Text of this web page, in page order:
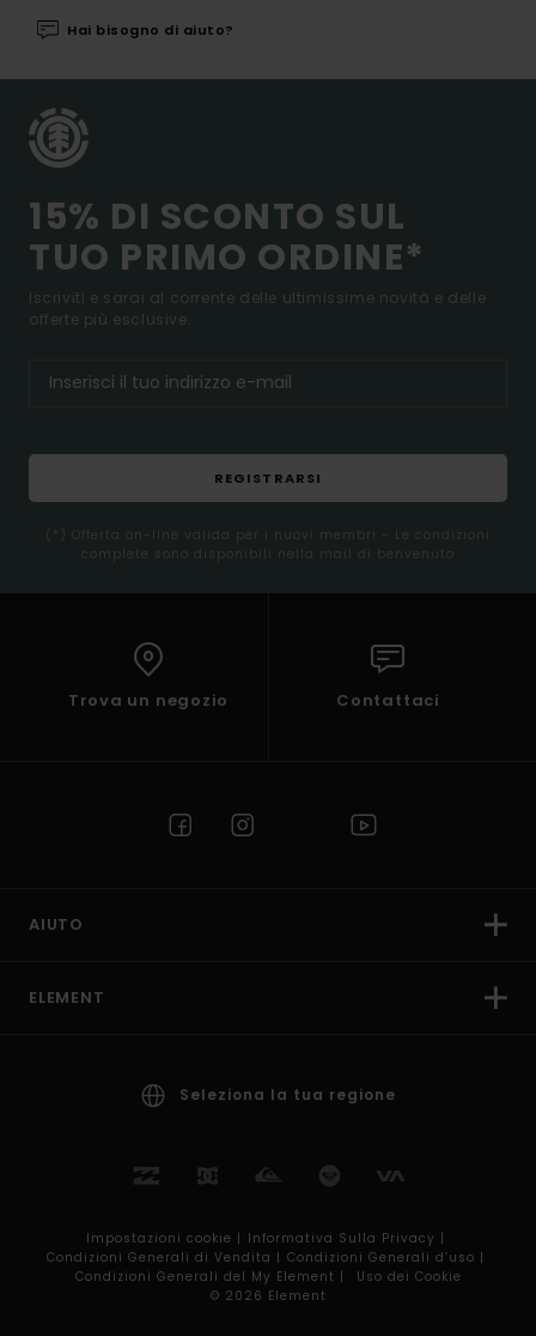
Hai bisogno di aiuto?
15% DI SCONTO SUL
TUO PRIMO ORDINE*
Iscriviti e sarai al corrente delle ultimissime novità e delle
offerte più esclusive.
REGISTRARSI
(*) Offerta on-line valida per i nuovi membri - Le condizioni
complete sono disponibili nella mail di benvenuto
Trova un negozio Contattaci
AIUTO
ELEMENT
Seleziona la tua regione
Impostazioni cookie | Informativa Sulla Privacy |
Condizioni Generali di Vendita | Condizioni Generali d’uso |
Condizioni Generali del My Element |
Uso dei Cookie
© 2026 Element